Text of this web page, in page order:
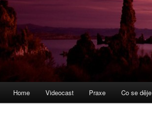
Home Videocast Praxe Co se děje